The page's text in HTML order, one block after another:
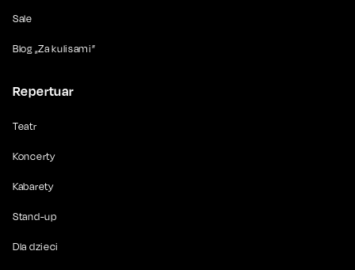
Sale
Blog „Za kulisami”
Repertuar
Teatr
Koncerty
Kabarety
Stand-up
Dla dzieci